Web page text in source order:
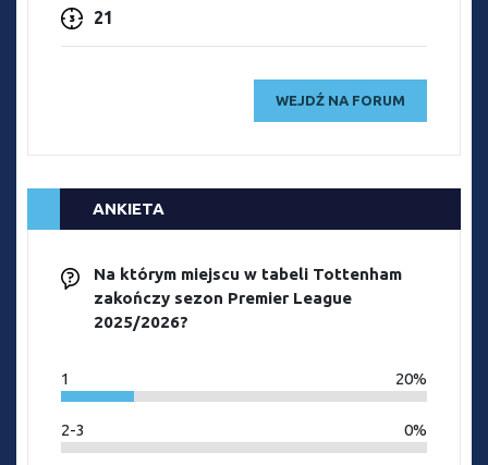
21
WEJDŹ NA FORUM
ANKIETA
Na którym miejscu w tabeli Tottenham
zakończy sezon Premier League
2025/2026?
1 20%
2-3 0%